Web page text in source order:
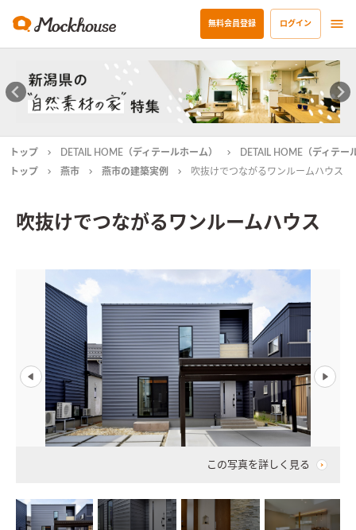
無料会員登録 ログイン
トップ DETAIL HOME（ディテールホーム）
DETAIL HOME（ディテ
トップ
燕市 燕市の建築実例 吹抜けでつながるワンルームハウス
吹抜けでつながるワンルームハウス
この写真を詳しく見る